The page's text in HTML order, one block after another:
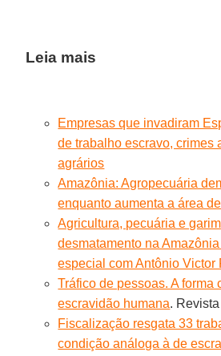
Leia mais
Empresas que invadiram
de trabalho escravo, crimes
agrários
Amazônia: Agropecuária
enquanto aumenta a área
Agricultura, pecuária e
desmatamento na
especial com Antônio Victor
Tráfico de pessoas. A forma
escravidão humana.
Fiscalização resgata 33
condição análoga à de